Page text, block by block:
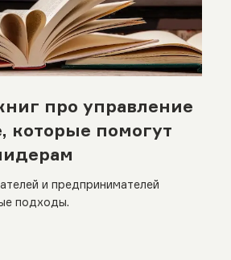
про управление
которые помогут
и предпринимателей
подходы.